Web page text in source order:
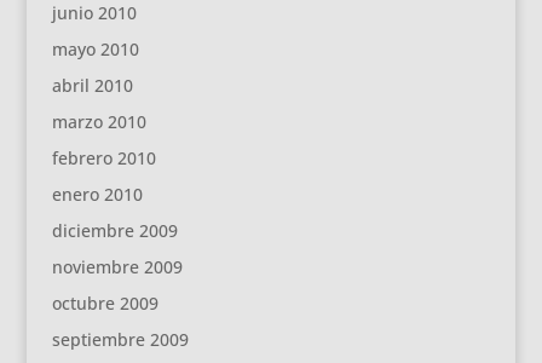
junio 2010
mayo 2010
abril 2010
marzo 2010
febrero 2010
enero 2010
diciembre 2009
noviembre 2009
octubre 2009
septiembre 2009